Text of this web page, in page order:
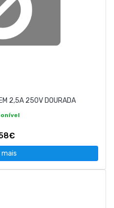
2,5A 250V DOURADA
mais